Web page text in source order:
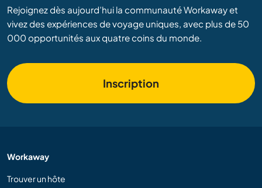
Rejoignez dès aujourd’hui la communauté Workaway et
vivez des expériences de voyage uniques, avec plus de 50
000 opportunités aux quatre coins du monde.
Inscription
Workaway
Trouver un hôte